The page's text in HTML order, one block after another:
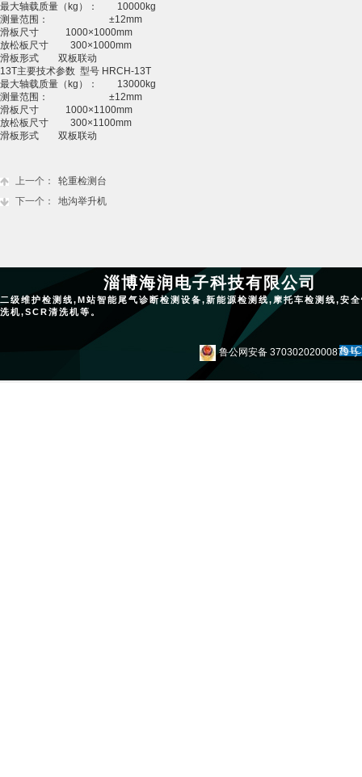
最大轴载质量（kg）： 10000kg
测量范围： ±12mm
滑板尺寸 1000×1000mm
放松板尺寸 300×1000mm
滑板形式 双板联动
13T主要技术参数 型号 HRCH-13T
最大轴载质量（kg）： 13000kg
测量范围： ±12mm
滑板尺寸 1000×1100mm
放松板尺寸 300×1100mm
滑板形式 双板联动
上一个：
轮重检测台
下一个：
地沟举升机
淄博海润电子科技有限公司
二级维护检测线,M站智能尾气诊断检测设备,新能源检测线,摩托车检测线,安
洗机,SCR清洗机等。
鲁
鲁公网安备 37030202000879号